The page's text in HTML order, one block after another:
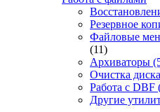
Резервное
Файловые
(11)
Архиваторы
Очистка диска
Работа с DBF
Другие